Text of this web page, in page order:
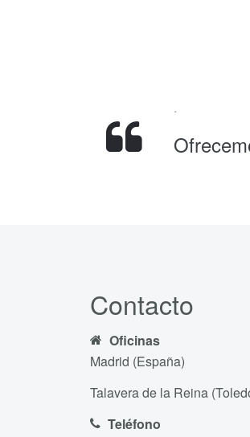
.
Contacto
Oficinas
Madrid (España)
Talavera de la Reina
Teléfono